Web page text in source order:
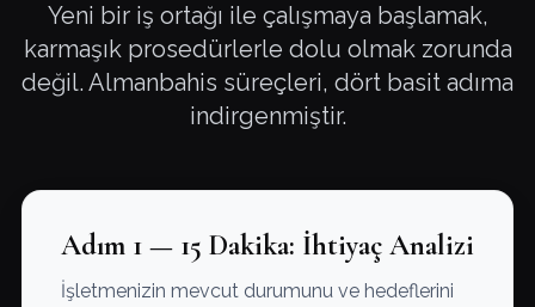
Yeni bir iş ortağı ile çalışmaya başlamak,
karmaşık prosedürlerle dolu olmak zorunda
değil. Almanbahis süreçleri, dört basit adıma
indirgenmiştir.
Adım 1 — 15 Dakika: İhtiyaç Analizi
İşletmenizin mevcut durumunu ve hedeflerini